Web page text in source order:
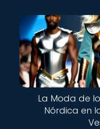
La Moda de
Nórdica en